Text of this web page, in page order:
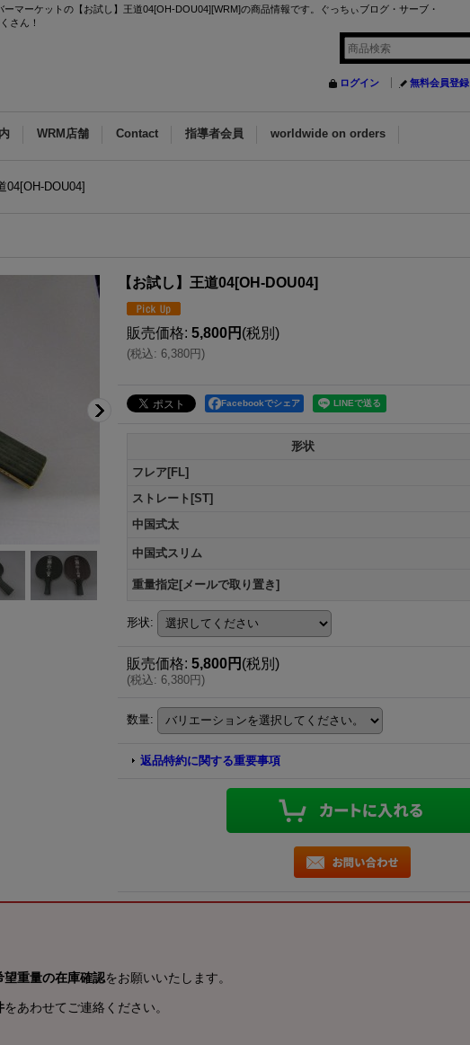
マーケットの【お試し】王道04[OH-DOU04][WRM]の商品情報です。ぐっちぃブログ・サーブ・
さん！
ログイン 無料会員登録
WRM店舗 Contact 指導者会員 worldwide on orders
04[OH-DOU04]
【お試し】王道04[OH-DOU04]
販売価格: 5,800円 (税別)
(税込: 6,380円)
Facebookでシェア
形状
フレア[FL]
ストレート[ST]
中国式太
中国式スリム
重量指定[メールで取り置き]
形状:
販売価格: 5,800円 (税別)
(税込: 6,380円)
数量:
返品特約に関する重要事項
望重量の在庫確認をお願いいたします。
をあわせてご連絡ください。